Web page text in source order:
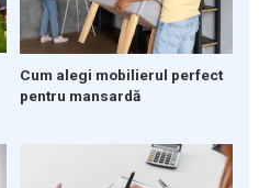
Cum alegi mobilierul perfect
pentru mansardă